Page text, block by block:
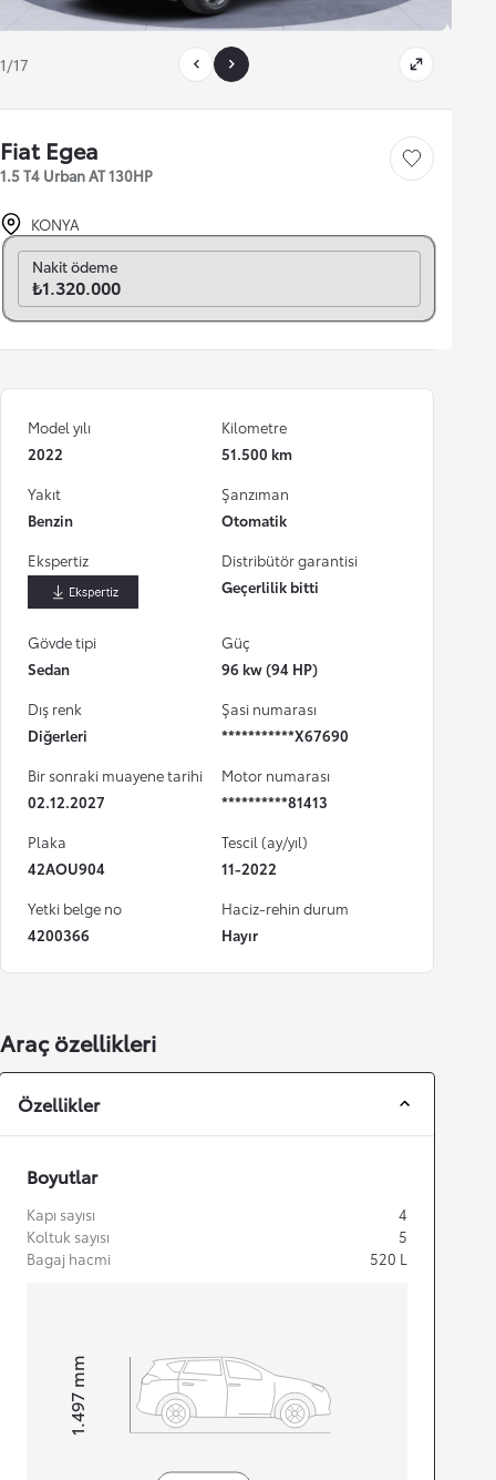
1/17
Fiat Egea
1.5 T4 Urban AT 130HP
Save car
KONYA
Nakit ödeme
₺1.320.000
Model yılı
2022
Kilometre
51.500 km
Yakıt
Benzin
Şanzıman
Otomatik
Ekspertiz
İndir
Distribütör garantisi
Geçerlilik bitti
Gövde tipi
Sedan
Güç
96 kw (94 HP)
Dış renk
Diğerleri
Şasi numarası
***********X67690
Bir sonraki muayene tarihi
02.12.2027
Motor numarası
**********81413
Plaka
42AOU904
Tescil (ay/yıl)
11-2022
Yetki belge no
4200366
Haciz-rehin durum
Hayır
Araç özellikleri
Özellikler
Boyutlar
Kapı sayısı
4
Koltuk sayısı
5
Bagaj hacmi
520 L
Height1.497
mm